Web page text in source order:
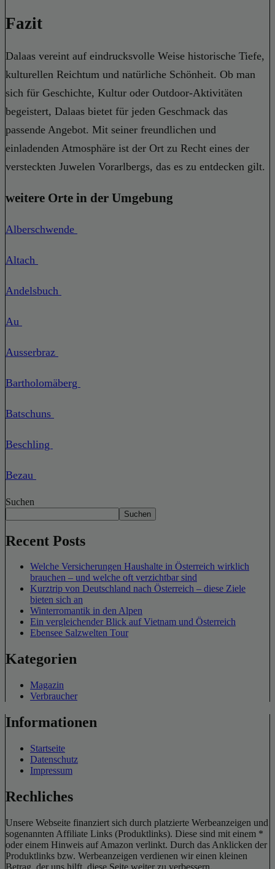
Fazit
Dalaas vereint auf eindrucksvolle Weise historische Tiefe,
kulturellen Reichtum und natürliche Schönheit. Ob man
sich für Geschichte, Kultur oder Outdoor-Aktivitäten
begeistert, Dalaas bietet für jeden Geschmack das
passende Angebot. Mit seiner freundlichen und
einladenden Atmosphäre ist der Ort zu Recht eines der
versteckten Juwelen Vorarlbergs, das es zu entdecken gilt.
weitere Orte in der Umgebung
Alberschwende
Altach
Andelsbuch
Au
Ausserbraz
Bartholomäberg
Batschuns
Beschling
Bezau
Suchen
Suchen
Recent Posts
Welche Versicherungen Haushalte in Österreich wirklich
brauchen – und welche oft verzichtbar sind
Kurztrip von Deutschland nach Österreich – diese Ziele
bieten sich an
Winterromantik in den Alpen
Ein vergleichender Blick auf Vietnam und Österreich
Ebensee Salzwelten Tour
Kategorien
Magazin
Verbraucher
Informationen
Startseite
Datenschutz
Impressum
Rechliches
Unsere Webseite finanziert sich durch platzierte Werbeanzeigen und
sogenannten Affiliate Links (Produktlinks). Diese sind mit einem *
oder einem Hinweis auf Amazon verlinkt. Durch das Anklicken der
Produktlinks bzw. Werbeanzeigen verdienen wir einen kleinen
Betrag, der uns hilft, diese Seite weiter zu verbessern.